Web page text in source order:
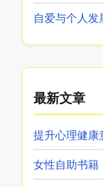
自爱与个人发
最新文章
提升心理健康
女性自助书籍